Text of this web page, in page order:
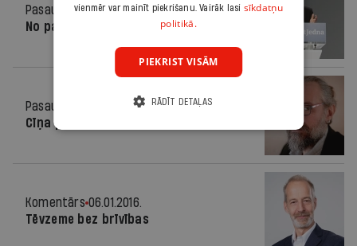
Pasaulē
26.07.2017.
No paraugbērna par peramo
Pasaulē
Cīņa pret «pareizo» nākotni
Komentārs 06.01.2016.
Tēvzeme bez brīvības
vienmēr var mainīt piekrišanu. Vairāk lasi sīkdatņu
politikā.
PIEKRIST VISĀM
RĀDĪT DETAĻAS